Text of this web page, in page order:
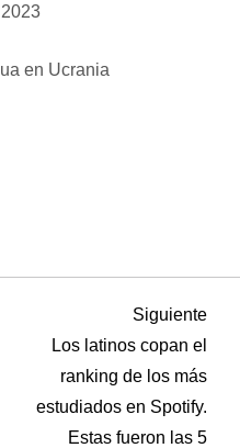
Siguiente
Los latinos copan el
ranking de los más
estudiados en Spotify.
Estas fueron las 5